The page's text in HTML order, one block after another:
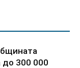
300 000